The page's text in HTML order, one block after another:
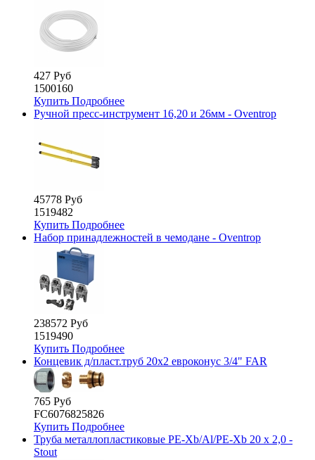
427 Руб
1500160
Купить Подробнее
Ручной пресс-инструмент 16,20 и 26мм - Oventrop
45778 Руб
1519482
Купить Подробнее
Набор принадлежностей в чемодане - Oventrop
238572 Руб
1519490
Купить Подробнее
Концевик д/пласт.труб 20х2 евроконус 3/4" FAR
765 Руб
FC6076825826
Купить Подробнее
Труба металлопластиковые PE-Xb/Al/PE-Xb 20 х 2,0 -
Stout